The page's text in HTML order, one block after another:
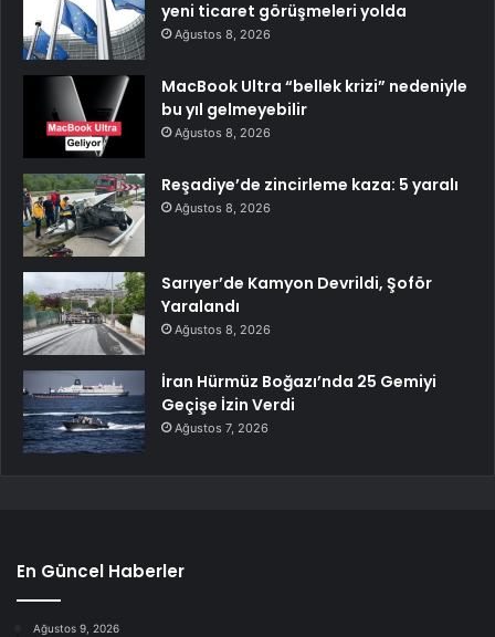
yeni ticaret görüşmeleri yolda
Ağustos 8, 2026
MacBook Ultra “bellek krizi” nedeniyle
bu yıl gelmeyebilir
Ağustos 8, 2026
Reşadiye’de zincirleme kaza: 5 yaralı
Ağustos 8, 2026
Sarıyer’de Kamyon Devrildi, Şoför
Yaralandı
Ağustos 8, 2026
İran Hürmüz Boğazı’nda 25 Gemiyi
Geçişe İzin Verdi
Ağustos 7, 2026
En Güncel Haberler
Ağustos 9, 2026